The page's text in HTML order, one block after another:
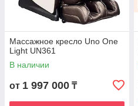
Массажное кресло Uno One
Light UN361
В наличии
от 1 997 000 ₸